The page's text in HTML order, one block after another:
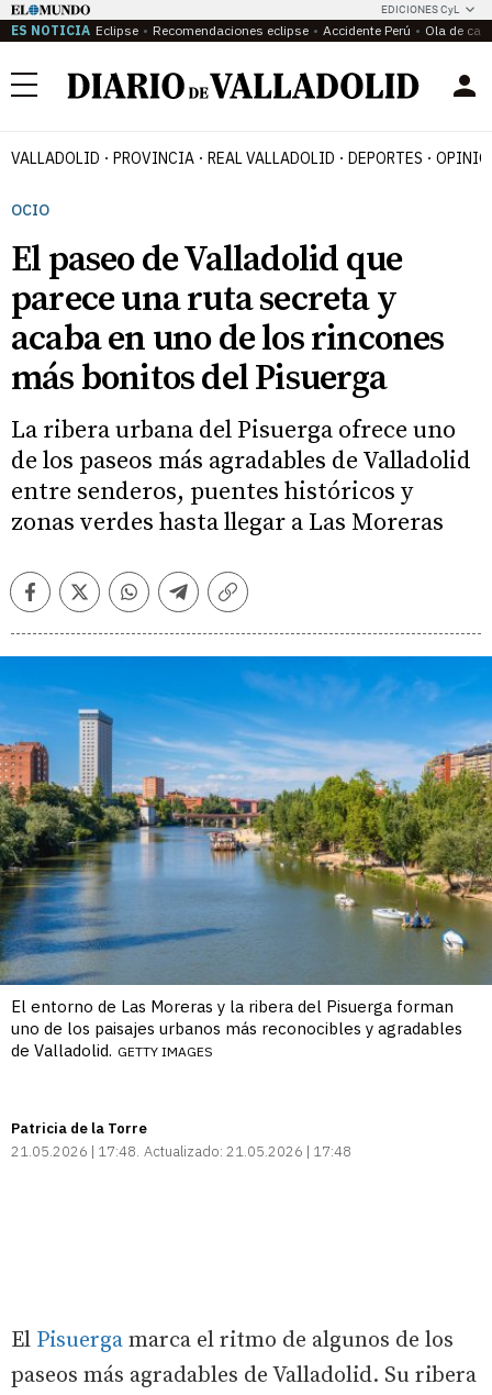
EDICIONES CyL
ES NOTICIA Eclipse Recomendaciones eclipse Accidente Perú Ola de
Menú
VALLADOLID PROVINCIA REAL VALLADOLID DEPORTES
OCIO
El paseo de Valladolid que
parece una ruta secreta y
acaba en uno de los rincones
más bonitos del Pisuerga
La ribera urbana del Pisuerga ofrece uno
de los paseos más agradables de Valladolid
entre senderos, puentes históricos y
zonas verdes hasta llegar a Las Moreras
FacebookTwitterWhatsappTelegramCopiar
El entorno de Las Moreras y la ribera del Pisuerga forman
uno de los paisajes urbanos más reconocibles y agradables
de Valladolid. GETTY IMAGES
Patricia de la Torre
21.05.2026 | 17:48 Actualizado: 21.05.2026 | 17:48
El Pisuerga marca el ritmo de algunos de los
paseos más agradables de Valladolid. Su ribera